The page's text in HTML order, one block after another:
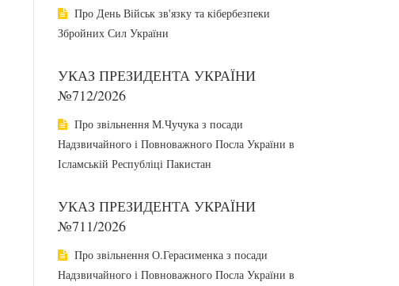
Про День Військ зв'язку та кібербезпеки
Збройних Сил України
УКАЗ ПРЕЗИДЕНТА УКРАЇНИ
№712/2026
Про звільнення М.Чучука з посади
Надзвичайного і Повноважного Посла України в
Ісламській Республіці Пакистан
УКАЗ ПРЕЗИДЕНТА УКРАЇНИ
№711/2026
Про звільнення О.Герасименка з посади
Надзвичайного і Повноважного Посла України в